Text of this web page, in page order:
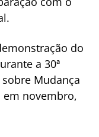
do
a 30ª
Mudança
em novembro,